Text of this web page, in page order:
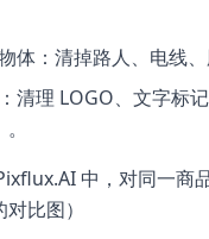
体：清掉路人、电线、
清理 LOGO、文字标
中，对同一商
比图）